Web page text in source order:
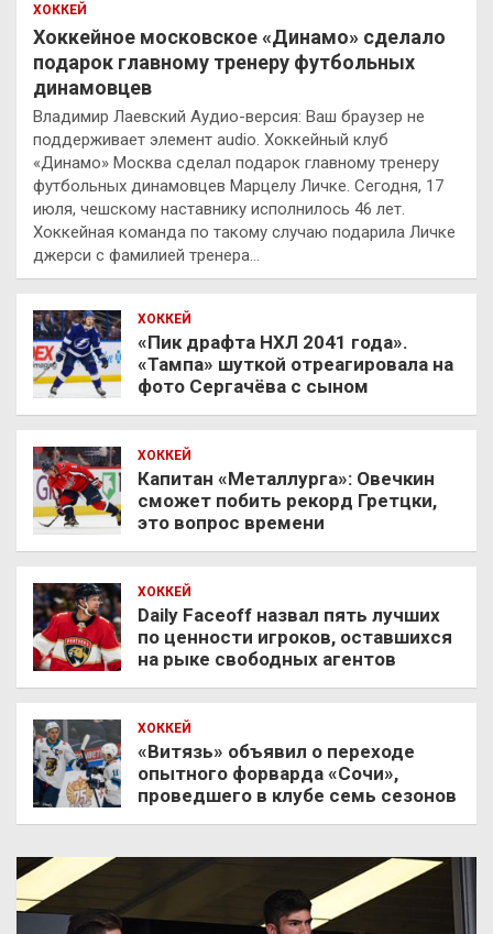
ХОККЕЙ
Хоккейное московское «Динамо» сделало
подарок главному тренеру футбольных
динамовцев
Владимир Лаевский Аудио-версия: Ваш браузер не
поддерживает элемент audio. Хоккейный клуб
«Динамо» Москва сделал подарок главному тренеру
футбольных динамовцев Марцелу Личке. Сегодня, 17
июля, чешскому наставнику исполнилось 46 лет.
Хоккейная команда по такому случаю подарила Личке
джерси с фамилией тренера…
ХОККЕЙ
«Пик драфта НХЛ 2041 года».
«Тампа» шуткой отреагировала на
фото Сергачёва с сыном
ХОККЕЙ
Капитан «Металлурга»: Овечкин
сможет побить рекорд Гретцки,
это вопрос времени
ХОККЕЙ
Daily Faceoff назвал пять лучших
по ценности игроков, оставшихся
на рыке свободных агентов
ХОККЕЙ
«Витязь» объявил о переходе
опытного форварда «Сочи»,
проведшего в клубе семь сезонов